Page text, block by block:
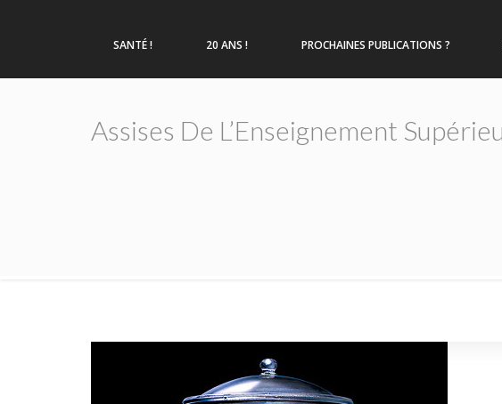
SANTÉ ! 20 ANS ! PROCHAINES PUBLICATIONS ?
Assises De L’Enseignement